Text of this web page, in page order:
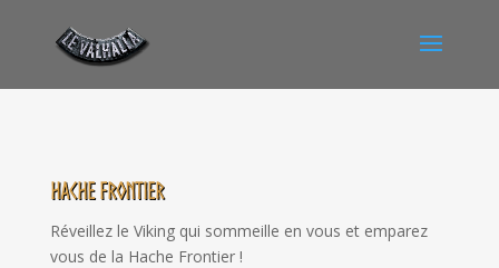
Hache Frontier
Réveillez le Viking qui sommeille en vous et emparez
vous de la Hache Frontier !